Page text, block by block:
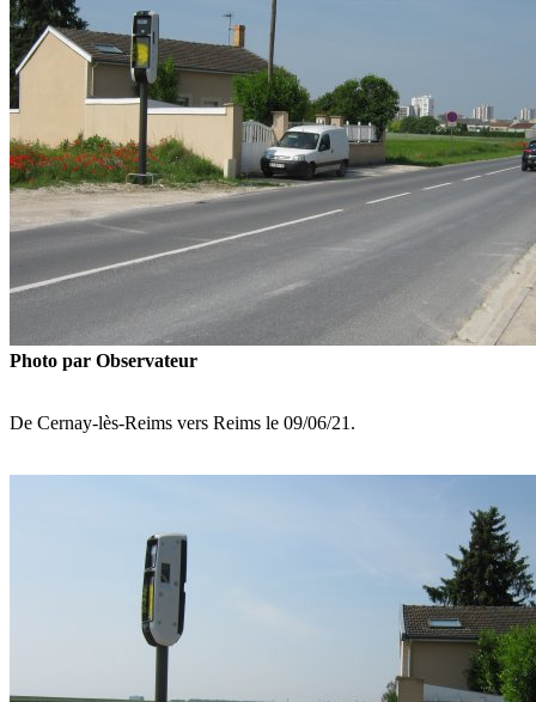
Photo par Observateur
De Cernay-lès-Reims vers Reims le 09/06/21.